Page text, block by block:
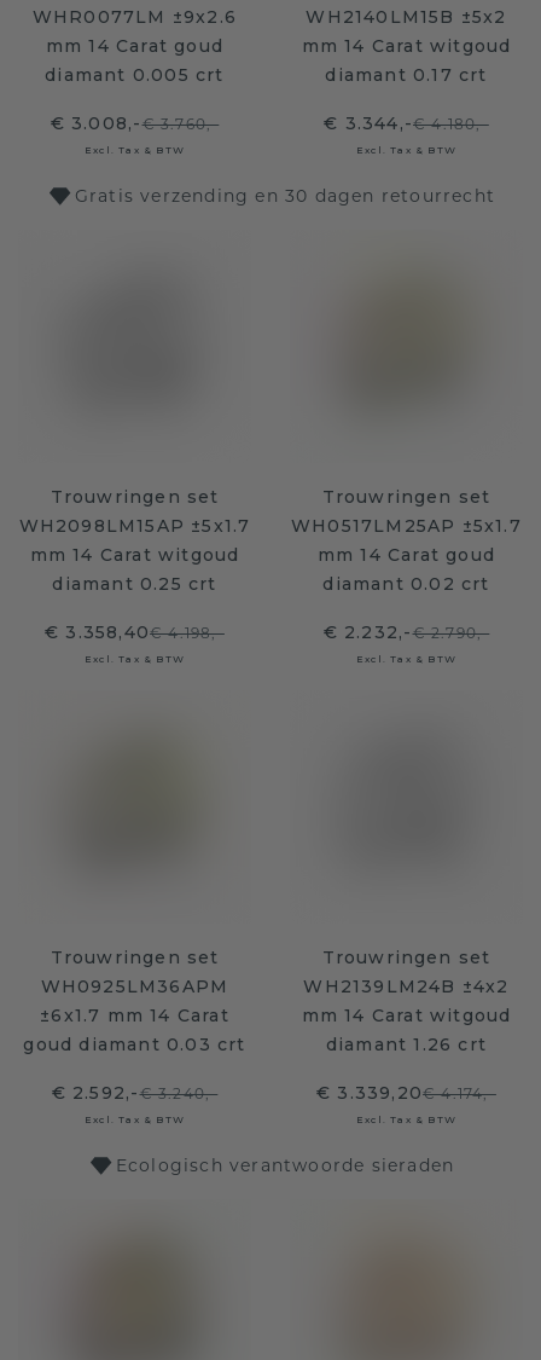
WHR0077LM ±9x2.6
mm 14 Carat goud
diamant 0.005 crt
€ 3.008,-€ 3.760,-
Excl. Tax & BTW
WH2140LM15B ±5x2
mm 14 Carat witgoud
diamant 0.17 crt
€ 3.344,-€ 4.180,-
Excl. Tax & BTW
Gratis verzending en 30 dagen retourrecht
Trouwringen set
WH2098LM15AP ±5x1.7
mm 14 Carat witgoud
diamant 0.25 crt
€ 3.358,40€ 4.198,-
Excl. Tax & BTW
Trouwringen set
WH0517LM25AP ±5x1.7
mm 14 Carat goud
diamant 0.02 crt
€ 2.232,-€ 2.790,-
Excl. Tax & BTW
Trouwringen set
WH0925LM36APM
±6x1.7 mm 14 Carat
goud diamant 0.03 crt
€ 2.592,-€ 3.240,-
Excl. Tax & BTW
Trouwringen set
WH2139LM24B ±4x2
mm 14 Carat witgoud
diamant 1.26 crt
€ 3.339,20€ 4.174,-
Excl. Tax & BTW
Ecologisch verantwoorde sieraden